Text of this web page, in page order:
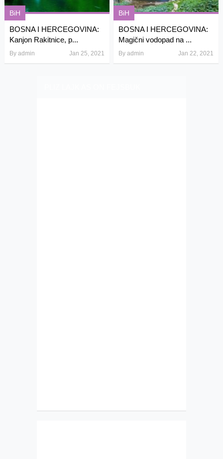
BiH
BOSNA I HERCEGOVINA:
Kanjon Rakitnice, p...
By admin Jan 25, 2021
BiH
BOSNA I HERCEGOVINA:
Magični vodopad na ...
Byadmin Jan 22, 2021